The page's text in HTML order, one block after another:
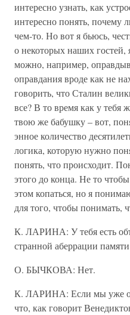
интересно узнать, как
интересно понять, почему
чем-то. Но вот я бьюсь,
о некоторых наших
можно, например,
оправдания вроде как не
говорить, что Сталин
все? В то время как у тебя
твою же бабушку – вот,
энное количество
логика, которую нужно
понять, что происходит.
этого до конца. Не то
этом копаться, но я
для того, чтобы понимать,
К. ЛАРИНА: У тебя есть
странной аберрации
О. БЫЧКОВА: Нет.
К. ЛАРИНА: Если мы уже
что, как говорит